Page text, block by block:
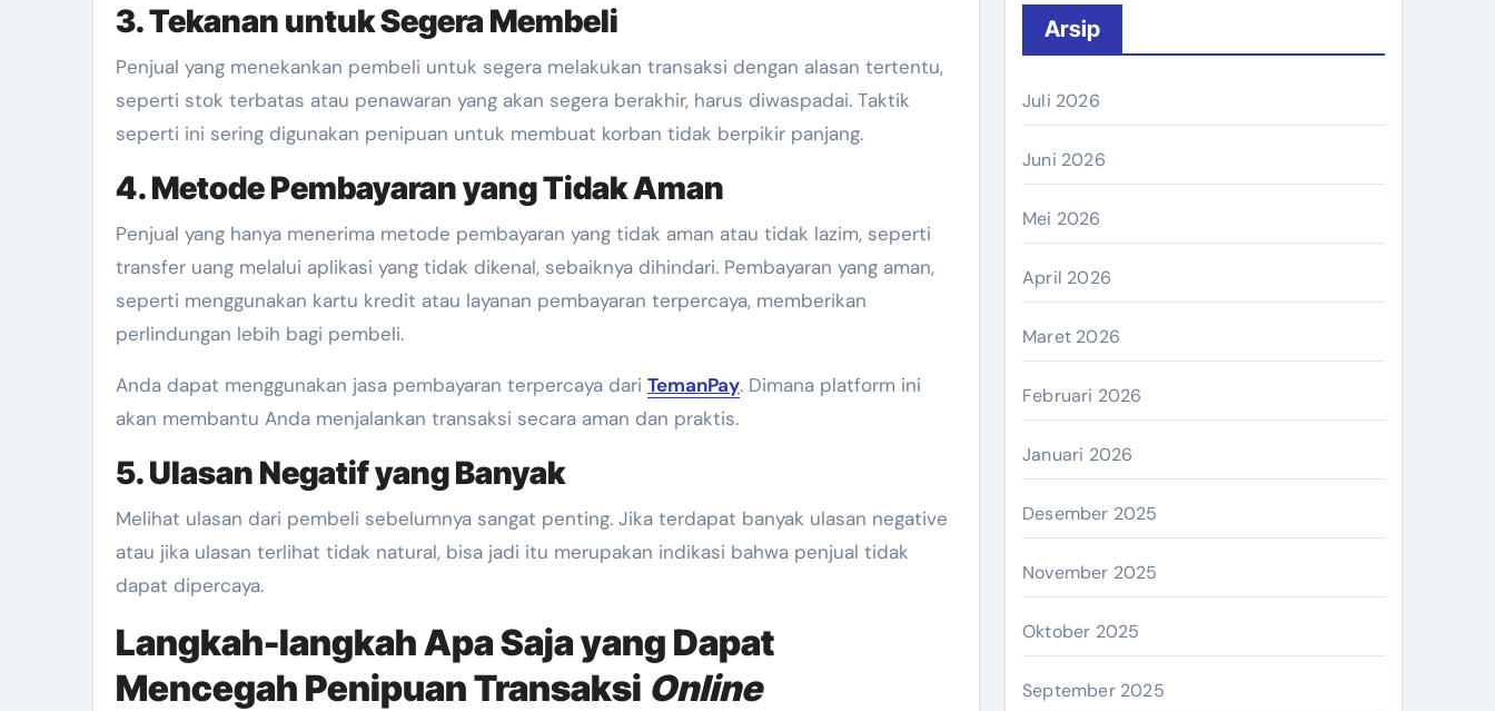
3. Tekanan untuk Segera Membeli
Penjual yang menekankan pembeli untuk segera melakukan transaksi dengan alasan tertentu,
seperti stok terbatas atau penawaran yang akan segera berakhir, harus diwaspadai. Taktik
seperti ini sering digunakan penipuan untuk membuat korban tidak berpikir panjang.
4. Metode Pembayaran yang Tidak Aman
Penjual yang hanya menerima metode pembayaran yang tidak aman atau tidak lazim, seperti
transfer uang melalui aplikasi yang tidak dikenal, sebaiknya dihindari. Pembayaran yang aman,
seperti menggunakan kartu kredit atau layanan pembayaran terpercaya, memberikan
perlindungan lebih bagi pembeli.
Anda dapat menggunakan jasa pembayaran terpercaya dari TemanPay. Dimana platform ini
akan membantu Anda menjalankan transaksi secara aman dan praktis.
5. Ulasan Negatif yang Banyak
Melihat ulasan dari pembeli sebelumnya sangat penting. Jika terdapat banyak ulasan negative
atau jika ulasan terlihat tidak natural, bisa jadi itu merupakan indikasi bahwa penjual tidak
dapat dipercaya.
Langkah-langkah Apa Saja yang Dapat
Mencegah Penipuan Transaksi Online
Arsip
Juli 2026
Juni 2026
Mei 2026
April 2026
Maret 2026
Februari 2026
Januari 2026
Desember 2025
November 2025
Oktober 2025
September 2025